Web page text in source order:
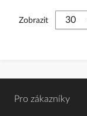
Zobrazit
Pro zákazníky